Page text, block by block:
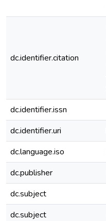
dc.identifier.citation
dc.identifier.issn
dc.identifier.uri
dc.language.iso
dc.publisher
dc.subject
dc.subject